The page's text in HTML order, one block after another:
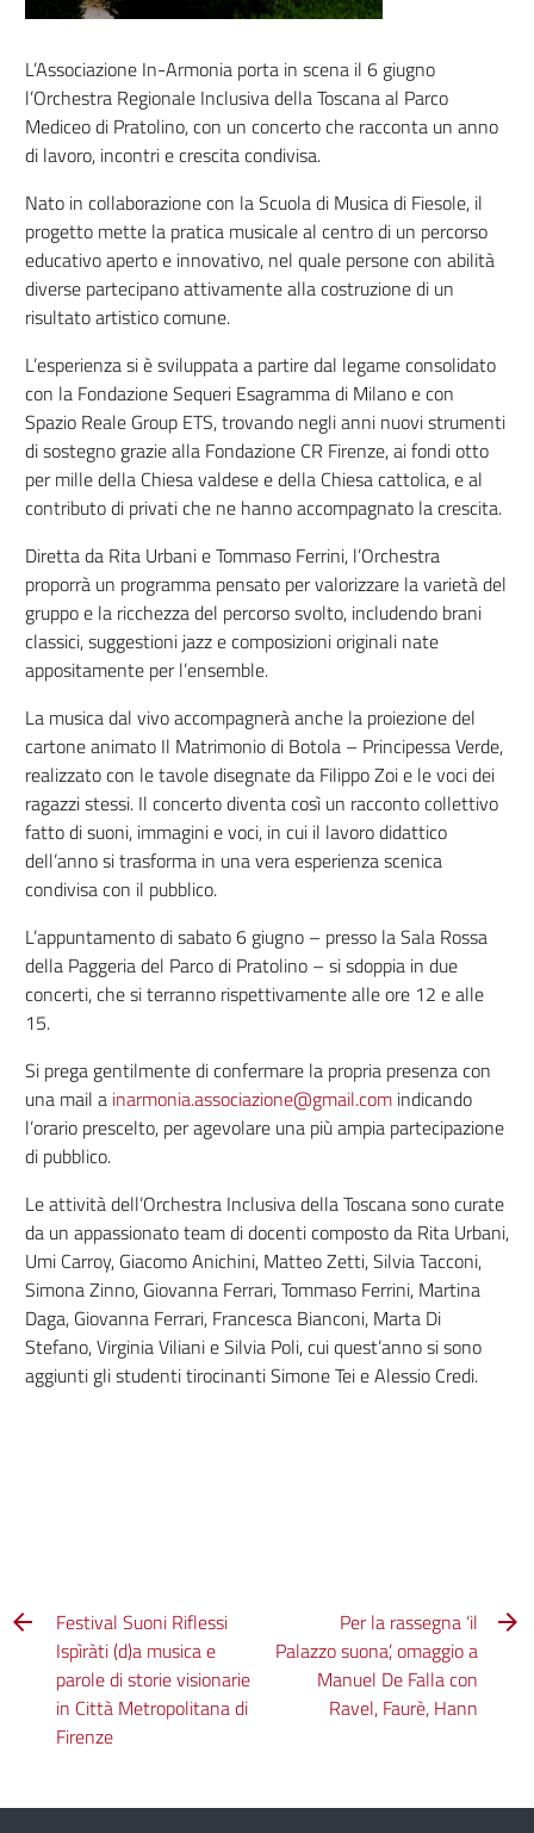
L’Associazione In-Armonia porta in scena il 6 giugno
l’Orchestra Regionale Inclusiva della Toscana al Parco
Mediceo di Pratolino, con un concerto che racconta un anno
di lavoro, incontri e crescita condivisa.
Nato in collaborazione con la Scuola di Musica di Fiesole, il
progetto mette la pratica musicale al centro di un percorso
educativo aperto e innovativo, nel quale persone con abilità
diverse partecipano attivamente alla costruzione di un
risultato artistico comune.
L’esperienza si è sviluppata a partire dal legame consolidato
con la Fondazione Sequeri Esagramma di Milano e con
Spazio Reale Group ETS, trovando negli anni nuovi strumenti
di sostegno grazie alla Fondazione CR Firenze, ai fondi otto
per mille della Chiesa valdese e della Chiesa cattolica, e al
contributo di privati che ne hanno accompagnato la crescita.
Diretta da Rita Urbani e Tommaso Ferrini, l’Orchestra
proporrà un programma pensato per valorizzare la varietà del
gruppo e la ricchezza del percorso svolto, includendo brani
classici, suggestioni jazz e composizioni originali nate
appositamente per l’ensemble.
La musica dal vivo accompagnerà anche la proiezione del
cartone animato Il Matrimonio di Botola – Principessa Verde,
realizzato con le tavole disegnate da Filippo Zoi e le voci dei
ragazzi stessi. Il concerto diventa così un racconto collettivo
fatto di suoni, immagini e voci, in cui il lavoro didattico
dell’anno si trasforma in una vera esperienza scenica
condivisa con il pubblico.
L’appuntamento di sabato 6 giugno – presso la Sala Rossa
della Paggeria del Parco di Pratolino – si sdoppia in due
concerti, che si terranno rispettivamente alle ore 12 e alle
15.
Si prega gentilmente di confermare la propria presenza con
una mail a inarmonia.associazione@gmail.comindicando
l’orario prescelto, per agevolare una più ampia partecipazione
di pubblico.
Le attività dell’Orchestra Inclusiva della Toscana sono curate
da un appassionato team di docenti composto da Rita Urbani,
Umi Carroy, Giacomo Anichini, Matteo Zetti, Silvia Tacconi,
Simona Zinno, Giovanna Ferrari, Tommaso Ferrini, Martina
Daga, Giovanna Ferrari, Francesca Bianconi, Marta Di
Stefano, Virginia Viliani e Silvia Poli, cui quest’anno si sono
aggiunti gli studenti tirocinanti Simone Tei e Alessio Credi.
Festival Suoni Riflessi
Ispìràti (d)a musica e
parole di storie visionarie
in Città Metropolitana di
Firenze
Per la rassegna ‘il
Palazzo suona’, omaggio a
Manuel De Falla con
Ravel, Faurè, Hann